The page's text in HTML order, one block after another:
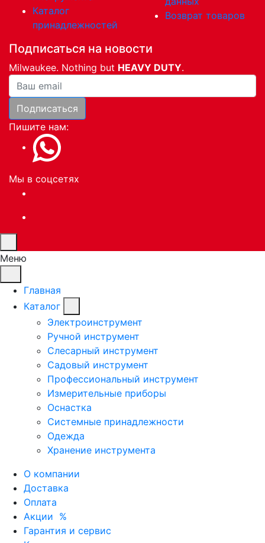
Каталог
принадлежностей
Возврат товаров
Подписаться на новости
Milwaukee. Nothing but HEAVY DUTY.
Ваша почта
Подписаться
Пишите нам:
Мы в соцсетях
Меню
Главная
Каталог
Электроинструмент
Ручной инструмент
Слесарный инструмент
Садовый инструмент
Профессиональный инструмент
Измерительные приборы
Оснастка
Системные принадлежности
Одежда
Хранение инструмента
О компании
Доставка
Оплата
Акции %
Гарантия и сервис